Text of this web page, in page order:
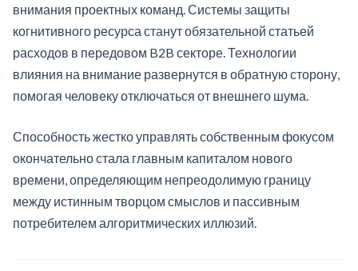
внимания проектных команд. Системы защиты
когнитивного ресурса станут обязательной статьей
расходов в передовом B2B секторе. Технологии
влияния на внимание развернутся в обратную сторону,
помогая человеку отключаться от внешнего шума.
Способность жестко управлять собственным фокусом
окончательно стала главным капиталом нового
времени, определяющим непреодолимую границу
между истинным творцом смыслов и пассивным
потребителем алгоритмических иллюзий.